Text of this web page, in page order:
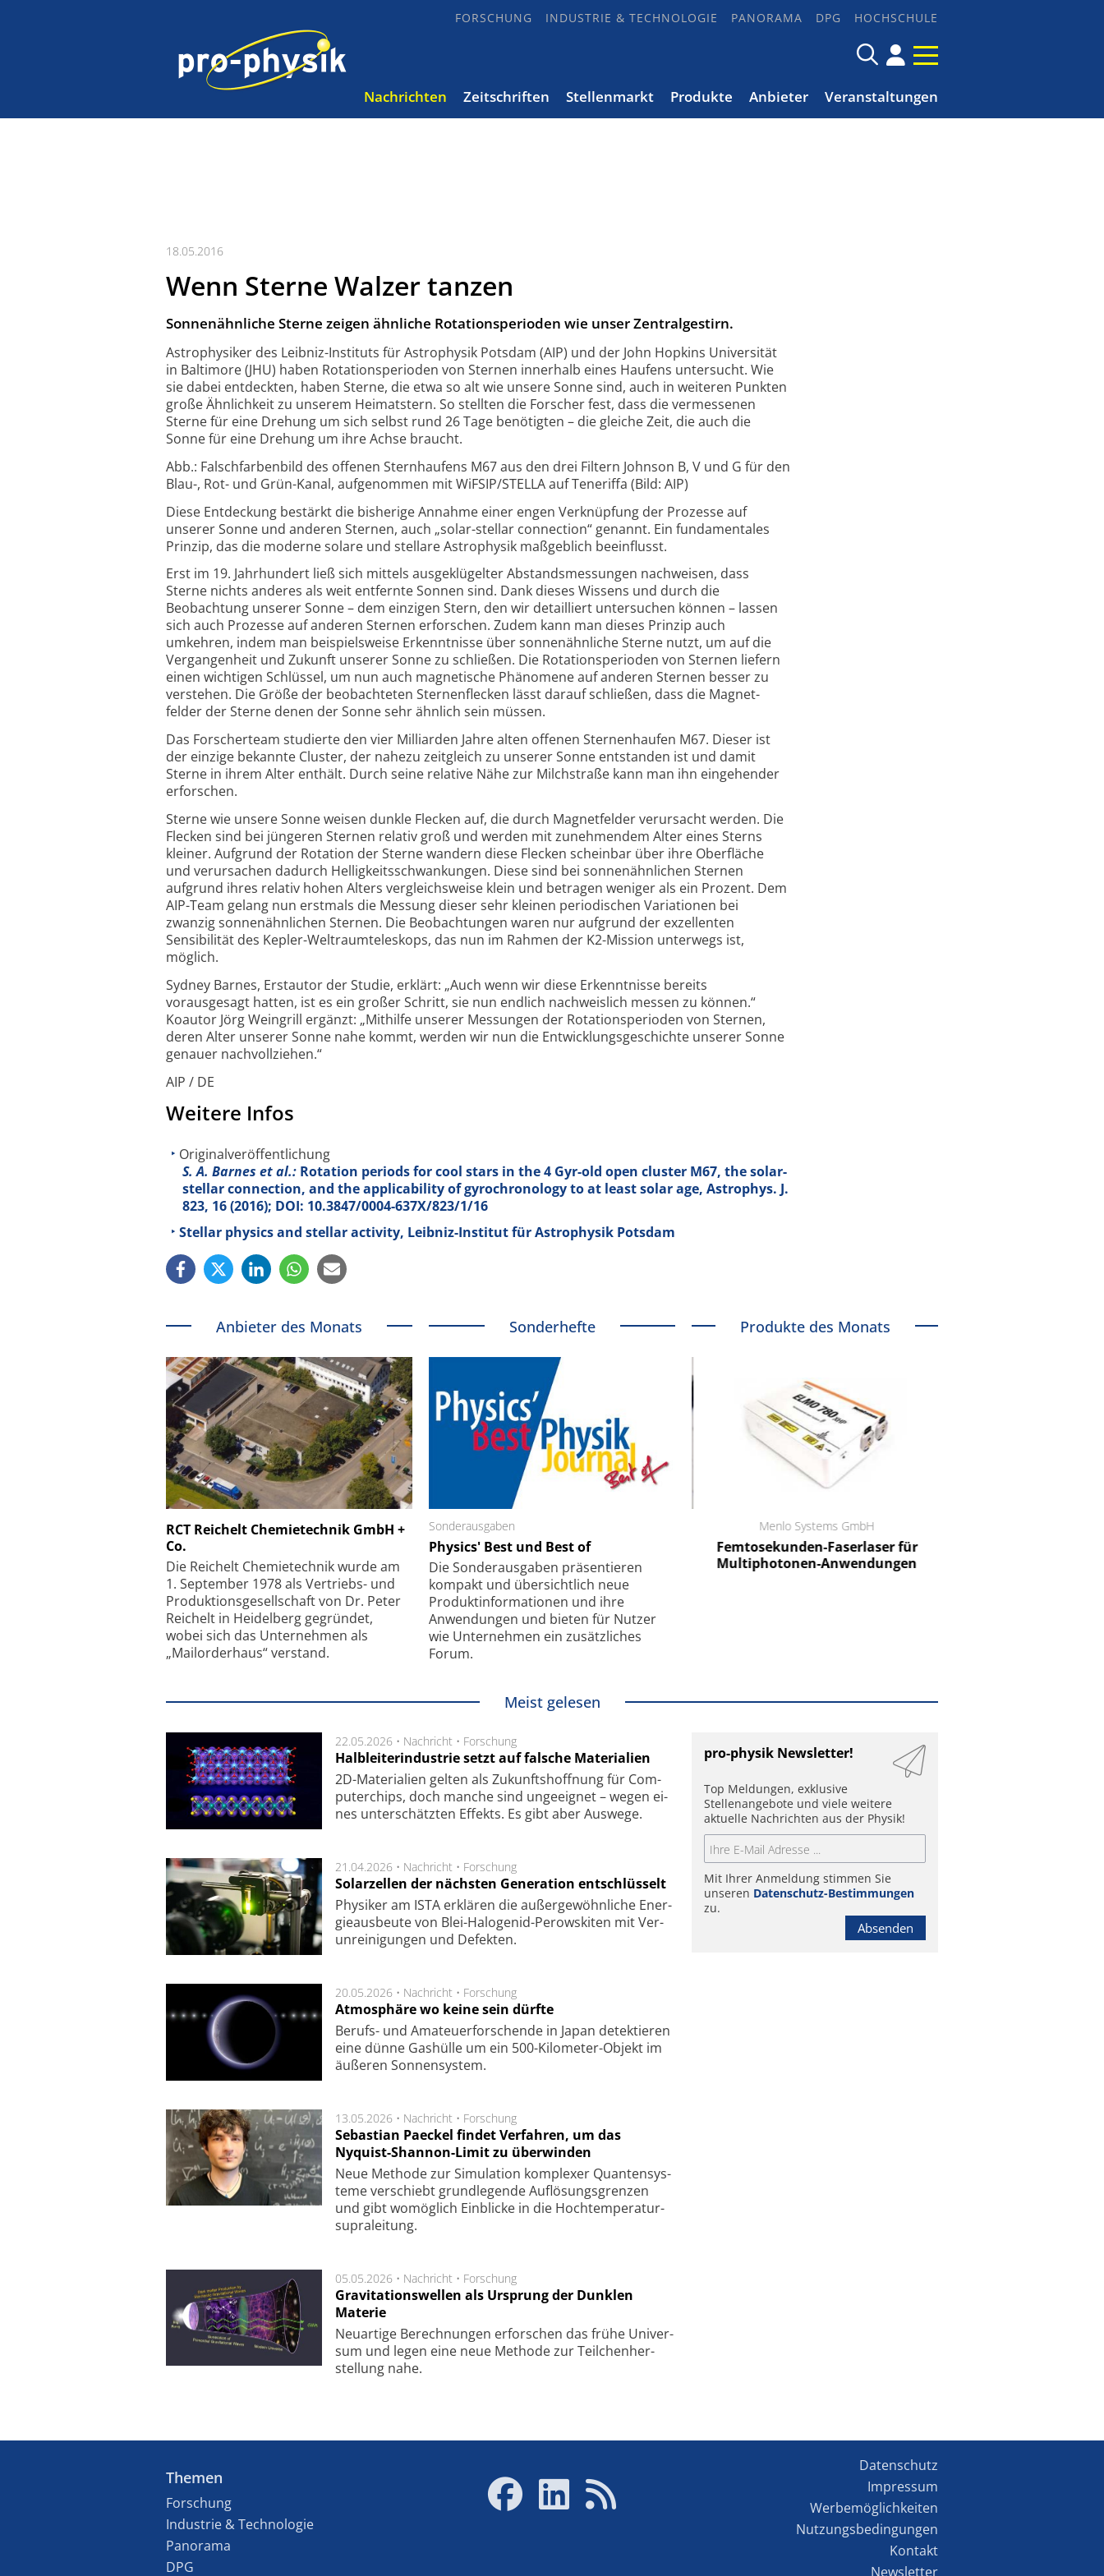
FORSCHUNG INDUSTRIE & TECHNOLOGIE PANORAMA DPG HOCHSCHULE
Nachrichten Zeitschriften Stellenmarkt Produkte Anbieter Veranstaltungen
18.05.2016
Wenn Sterne Walzer tanzen
Sonnenähnliche Sterne zeigen ähnliche Rotationsperioden wie unser Zentralgestirn.
Astrophysiker des Leibniz-Instituts für Astro­physik Potsdam (AIP) und der John Hopkins Universität
in Baltimore (JHU) haben Rotations­perioden von Sternen innerhalb eines Haufens untersucht. Wie
sie dabei entdeckten, haben Sterne, die etwa so alt wie unsere Sonne sind, auch in weiteren Punkten
große Ähnlichkeit zu unserem Heimat­stern. So stellten die Forscher fest, dass die vermessenen
Sterne für eine Drehung um sich selbst rund 26 Tage benötigten – die gleiche Zeit, die auch die
Sonne für eine Drehung um ihre Achse braucht.
Abb.: Falschfarbenbild des offenen Sternhaufens M67 aus den drei Filtern Johnson B, V und G für den
Blau-, Rot- und Grün-Kanal, aufgenommen mit WiFSIP/STELLA auf Teneriffa (Bild: AIP)
Diese Entdeckung bestärkt die bisherige Annahme einer engen Verknüpfung der Prozesse auf
unserer Sonne und anderen Sternen, auch „solar-stellar connection“ genannt. Ein fundamentales
Prinzip, das die moderne solare und stellare Astro­physik maßgeblich beeinflusst.
Erst im 19. Jahrhundert ließ sich mittels ausgeklügelter Abstands­messungen nachweisen, dass
Sterne nichts anderes als weit entfernte Sonnen sind. Dank dieses Wissens und durch die
Beobachtung unserer Sonne – dem einzigen Stern, den wir detailliert untersuchen können – lassen
sich auch Prozesse auf anderen Sternen erforschen. Zudem kann man dieses Prinzip auch
umkehren, indem man beispielsweise Erkenntnisse über sonnen­ähnliche Sterne nutzt, um auf die
Vergangenheit und Zukunft unserer Sonne zu schließen. Die Rotations­perioden von Sternen liefern
einen wichtigen Schlüssel, um nun auch magnetische Phänomene auf anderen Sternen besser zu
verstehen. Die Größe der beobachteten Sternen­flecken lässt darauf schließen, dass die Magnet­
felder der Sterne denen der Sonne sehr ähnlich sein müssen.
Das Forscherteam studierte den vier Milliarden Jahre alten offenen Sternen­haufen M67. Dieser ist
der einzige bekannte Cluster, der nahezu zeitgleich zu unserer Sonne entstanden ist und damit
Sterne in ihrem Alter enthält. Durch seine relative Nähe zur Milch­straße kann man ihn eingehender
erforschen.
Sterne wie unsere Sonne weisen dunkle Flecken auf, die durch Magnet­felder verursacht werden. Die
Flecken sind bei jüngeren Sternen relativ groß und werden mit zunehmendem Alter eines Sterns
kleiner. Aufgrund der Rotation der Sterne wandern diese Flecken scheinbar über ihre Oberfläche
und verursachen dadurch Helligkeits­schwankungen. Diese sind bei sonnen­ähnlichen Sternen
aufgrund ihres relativ hohen Alters vergleichs­weise klein und betragen weniger als ein Prozent. Dem
AIP-Team gelang nun erstmals die Messung dieser sehr kleinen periodischen Variationen bei
zwanzig sonnen­ähnlichen Sternen. Die Beobachtungen waren nur aufgrund der exzellenten
Sensibilität des Kepler-Weltraum­teleskops, das nun im Rahmen der K2-Mission unterwegs ist,
möglich.
Sydney Barnes, Erstautor der Studie, erklärt: „Auch wenn wir diese Erkenntnisse bereits
vorausgesagt hatten, ist es ein großer Schritt, sie nun endlich nachweislich messen zu können.“
Koautor Jörg Weingrill ergänzt: „Mithilfe unserer Messungen der Rotations­perioden von Sternen,
deren Alter unserer Sonne nahe kommt, werden wir nun die Entwicklungs­geschichte unserer Sonne
genauer nachvollziehen.“
AIP / DE
Weitere Infos
Originalveröffentlichung
S. A. Barnes et al.: Rotation periods for cool stars in the 4 Gyr-old open cluster M67, the solar-
stellar connection, and the applicability of gyrochronology to at least solar age, Astrophys. J.
823, 16 (2016); DOI: 10.3847/0004-637X/823/1/16
Stellar physics and stellar activity, Leibniz-Institut für Astrophysik Potsdam
Anbieter des Monats
RCT Reichelt Chemietechnik GmbH +
Co.
Die Reichelt Chemietechnik wurde am
1. September 1978 als Vertriebs- und
Produktionsgesellschaft von Dr. Peter
Reichelt in Heidelberg gegründet,
wobei sich das Unternehmen als
„Mailorderhaus“ verstand.
Sonderhefte
Sonderausgaben
Physics' Best und Best of
Die Sonder­ausgaben präsentieren
kompakt und übersichtlich neue
Produkt­informationen und ihre
Anwendungen und bieten für Nutzer
wie Unternehmen ein zusätzliches
Forum.
Produkte des Monats
Schäfter + Kirchhoff GmbH
Feinfokussierungsmechanismus
Elektronenmikroskopie auf
kleinstem Raum
Menlo Systems GmbH
Femtosekunden-Faserlaser für
Multiphotonen-Anwendungen
Meist gelesen
22.05.2026 • Nachricht • Forschung
Halbleiterindustrie setzt auf falsche Materialien
2D-Mate­ri­a­li­en gel­ten als Zu­kunfts­hoff­nung für Com­
pu­ter­chips, doch man­che sind un­ge­eig­net – we­gen ei­
nes un­ter­schätz­ten Ef­fekts. Es gibt aber Aus­we­ge.
21.04.2026 • Nachricht • Forschung
Solarzellen der nächsten Generation entschlüsselt
Physiker am ISTA er­klä­ren die außer­ge­wöhn­li­che Ener­
gie­aus­beu­te von Blei-Halo­ge­nid-Perows­ki­ten mit Ver­
unrei­ni­gung­en und De­fek­ten.
20.05.2026 • Nachricht • Forschung
Atmosphäre wo keine sein dürfte
Berufs- und Ama­teuer­for­schen­de in Japan de­tek­tie­ren
eine dün­ne Gas­hül­le um ein 500-Kilo­meter-Objekt im
äu­ße­ren Son­nen­sys­tem.
13.05.2026 • Nachricht • Forschung
Sebastian Paeckel findet Verfahren, um das
Nyquist-Shannon-Limit zu überwinden
Neue Methode zur Simu­la­tion kom­ple­xer Quan­ten­sys­
te­me ver­schiebt grund­le­gen­de Auf­lösungs­gren­zen
und gibt wo­mög­lich Ein­blicke in die Hoch­tempe­ra­tur­
supra­lei­tung.
05.05.2026 • Nachricht • Forschung
Gravitationswellen als Ursprung der Dunklen
Materie
Neu­artige Be­rech­nung­en er­for­schen das frü­he Uni­ver­
sum und legen eine neue Me­tho­de zur Teil­chen­her­
stel­lung nahe.
pro-physik Newsletter!
Top Meldungen, exklusive
Stellenangebote und viele weitere
aktuelle Nachrichten aus der Physik!
Mit Ihrer Anmeldung stimmen Sie
unseren Datenschutz-Bestimmungen
zu.
Absenden
Themen
Forschung
Industrie & Technologie
Panorama
DPG
Datenschutz
Impressum
Werbemöglichkeiten
Nutzungsbedingungen
Kontakt
Newsletter